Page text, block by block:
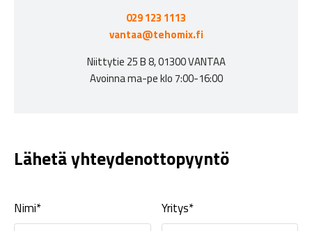
029 123 1113
vantaa@tehomix.fi
Niittytie 25 B 8, 01300 VANTAA
Avoinna ma-pe klo 7:00-16:00
Lähetä yhteydenottopyyntö
Nimi* Yritys*